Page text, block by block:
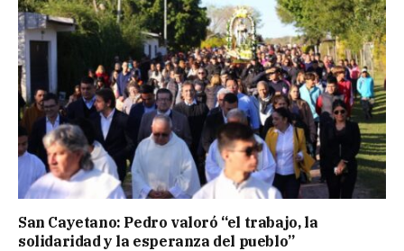
San Cayetano: Pedro valoró “el trabajo, la
solidaridad y la esperanza del pueblo”